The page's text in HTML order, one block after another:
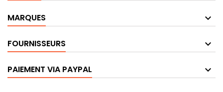
MARQUES
FOURNISSEURS
PAIEMENT VIA PAYPAL